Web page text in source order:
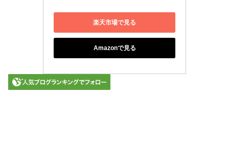
楽天市場で見る
Amazonで見る